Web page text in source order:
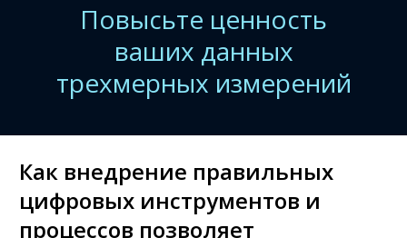
Повысьте ценность
ваших данных
трехмерных измерений
Как внедрение правильных
цифровых инструментов и
процессов позволяет